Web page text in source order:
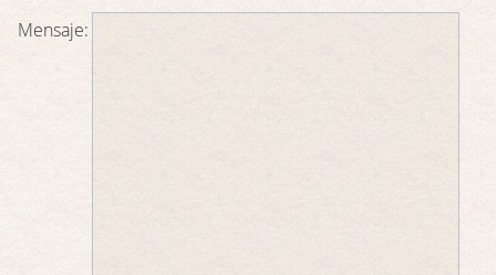
Mensaje: